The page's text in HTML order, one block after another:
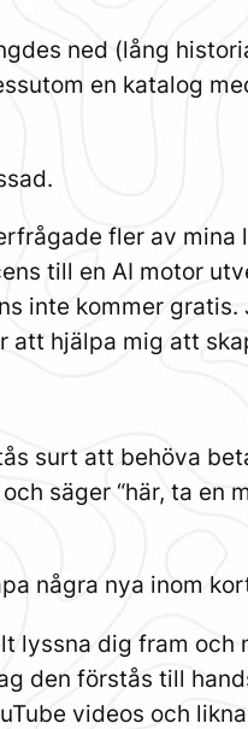
ned (lång
en katalog
fler av mina
till en AI motor
inte kommer
hjälpa mig att
surt att behöva
säger “här, ta en
några nya inom
lyssna dig fram och
den förstås till
videos och